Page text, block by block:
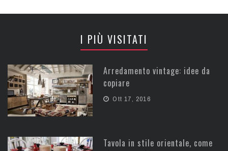
I PIÙ VISITATI
Arredamento vintage: idee da
copiare
Ott 17, 2016
Tavola in stile orientale, come